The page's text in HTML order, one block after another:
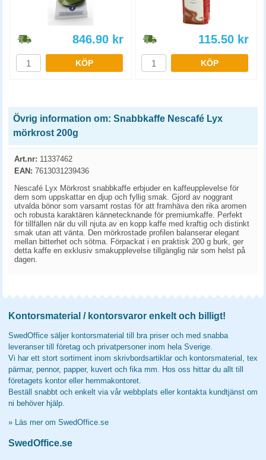
846.90 kr
KÖP
115.50 kr
KÖP
Övrig information om: Snabbkaffe Nescafé Lyx
mörkrost 200g
Art.nr: 11337462
EAN: 7613031239436
Nescafé Lyx Mörkrost snabbkaffe erbjuder en kaffeupplevelse för
dem som uppskattar en djup och fyllig smak. Gjord av noggrant
utvalda bönor som varsamt rostas för att framhäva den rika aromen
och robusta karaktären kännetecknande för premiumkaffe. Perfekt
för tillfällen när du vill njuta av en kopp kaffe med kraftig och distinkt
smak utan att vänta. Den mörkrostade profilen balanserar elegant
mellan bitterhet och sötma. Förpackat i en praktisk 200 g burk, ger
detta kaffe en exklusiv smakupplevelse tillgänglig när som helst på
dagen.
Kontorsmaterial / kontorsvaror enkelt och billigt!
SwedOffice säljer kontorsmaterial till bra priser och med snabba
leveranser till företag och privatpersoner inom hela Sverige.
Vi har ett stort sortiment inom skrivbordsartiklar och kontorsmaterial, tex
pärmar, pennor, papper, kuvert och fika mm. Hos oss hittar du allt till
företagets kontor eller hemmakontoret.
Beställ snabbt och enkelt via vår webbplats eller kontakta kundtjänst om
ni behöver hjälp.
» Läs mer om SwedOffice.se
SwedOffice.se